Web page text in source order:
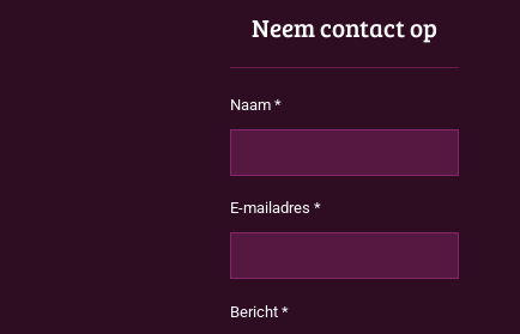
Neem contact op
Naam *
E-mailadres *
Bericht *